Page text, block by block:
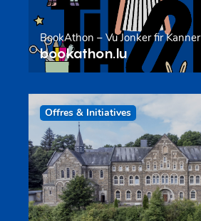
BookAthon – Vu Jonker fir Kanner
bookathon.lu
Offres & Initiatives